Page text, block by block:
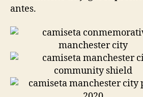
antes.